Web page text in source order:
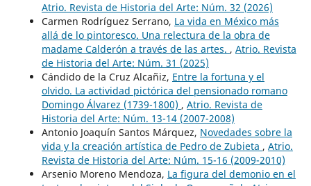
Atrio. Revista de Historia del Arte: Núm. 32 (2026)
Carmen Rodríguez Serrano, La vida en México más
allá de lo pintoresco. Una relectura de la obra de
madame Calderón a través de las artes. , Atrio. Revista
de Historia del Arte: Núm. 31 (2025)
Cándido de la Cruz Alcañiz, Entre la fortuna y el
olvido. La actividad pictórica del pensionado romano
Domingo Álvarez (1739-1800) , Atrio. Revista de
Historia del Arte: Núm. 13-14 (2007-2008)
Antonio Joaquín Santos Márquez, Novedades sobre la
vida y la creación artística de Pedro de Zubieta , Atrio.
Revista de Historia del Arte: Núm. 15-16 (2009-2010)
Arsenio Moreno Mendoza, La figura del demonio en el